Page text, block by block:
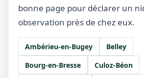
bonne page pour déclarer un
observation près de chez eux.
Ambérieu-en-Bugey
Belley
Bourg-en-Bresse
Culoz-Béon